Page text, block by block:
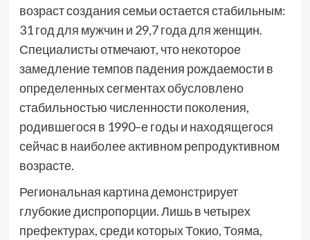
возраст создания семьи остается стабильным:
31 год для мужчин и 29,7 года для женщин.
Специалисты отмечают, что некоторое
замедление темпов падения рождаемости в
определенных сегментах обусловлено
стабильностью численности поколения,
родившегося в 1990–е годы и находящегося
сейчас в наиболее активном репродуктивном
возрасте.
Региональная картина демонстрирует
глубокие диспропорции. Лишь в четырех
префектурах, среди которых Токио, Тояма,